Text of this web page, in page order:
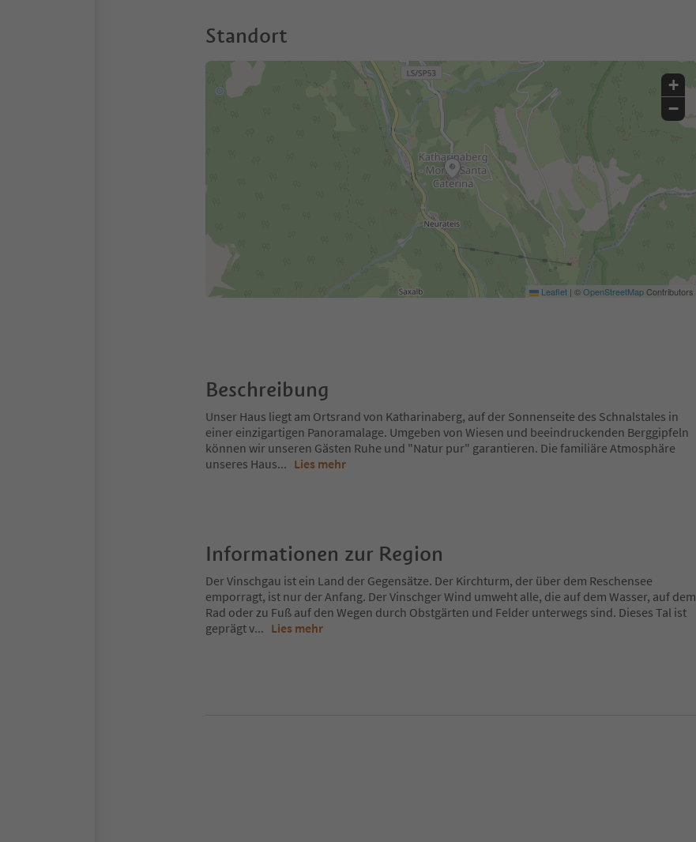
Standort
+
−
Leaflet | ©OpenStreetMapContributors
Beschreibung
Unser Haus liegt am Ortsrand von Katharinaberg, auf der Sonnenseite des Schnalstales in
einer einzigartigen Panoramalage. Umgeben von Wiesen und beeindruckenden Berggipfeln
können wir unseren Gästen Ruhe und "Natur pur" garantieren. Die familiäre Atmosphäre
unseres Haus... Lies mehr
Informationen zur Region
Der Vinschgau ist ein Land der Gegensätze. Der Kirchturm, der über dem Reschensee
emporragt, ist nur der Anfang. Der Vinschger Wind umweht alle, die auf dem Wasser, auf dem
Rad oder zu Fuß auf den Wegen durch Obstgärten und Felder unterwegs sind. Dieses Tal ist
geprägt v... Lies mehr